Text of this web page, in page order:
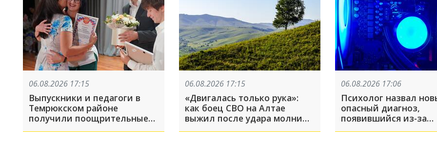
06.08.2026 17:15
Выпускники и педагоги в
Темрюкском районе
получили поощрительные
06.08.2026 17:15
«Двигалась только рука»:
как боец СВО на Алтае
выжил после удара молнии
06.08.2026 17:06
Психолог назвал
опасный диагноз,
появившийся из-за